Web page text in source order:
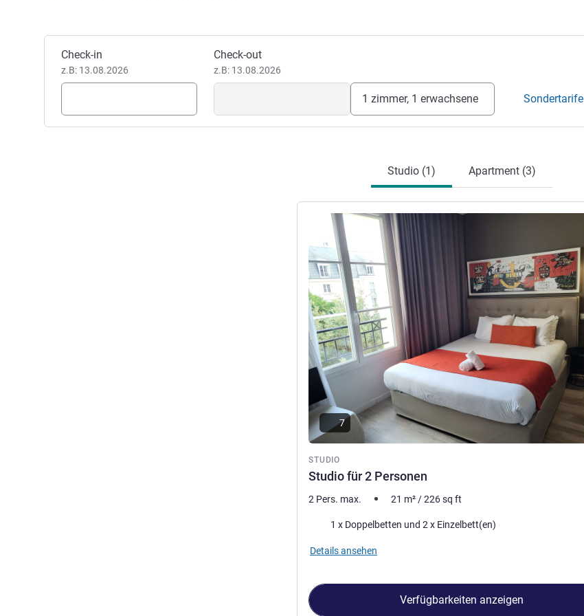
Dieses Hotel buchen
Check-in
z.B: 13.08.2026
Check-out
z.B: 13.08.2026
1 zimmer, 1 erwachsene Sondertarife
Studio (1) Apartment (3)
STUDIO
Studio für 2 Personen
Details ansehen
7
2 Pers. max. 21 m² /226sq ft
Bettwäsche 1 x Doppelbetten und 2 x Einzelbett(en)
Details ansehen
Verfügbarkeiten anzeigen